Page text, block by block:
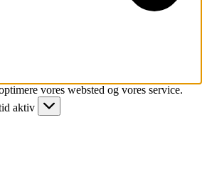
vores websted og vores service.
aktiv